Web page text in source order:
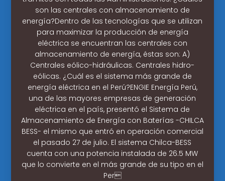
son las centrales con almacenamiento de
energía?Dentro de las tecnologías que se utilizan
para maximizar la producción de energía
eléctrica se encuentran las centrales con
almacenamiento de energía, éstas son: A)
Centrales eólico-hidráulicas. Centrales hidro-
eólicas. ¿Cuál es el sistema más grande de
energía eléctrica en el Perú?ENGIE Energía Perú,
una de las mayores empresas de generación
eléctrica en el país, presentó el Sistema de
Almacenamiento de Energía con Baterías -CHILCA
BESS- el mismo que entró en operación comercial
el pasado 27 de julio. El sistema Chilca-BESS
cuenta con una potencia instalada de 26.5 MW
que lo convierte en el más grande de su tipo en el
Per